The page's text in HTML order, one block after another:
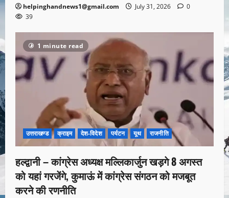
helpinghandnews1@gmail.com July 31, 2026
0
39
1 minute read
उत्तराखण्ड क्राइम देश-विदेश पर्यटन यूथ राजनीति
हल्द्वानी – कांग्रेस अध्यक्ष मल्लिकार्जुन खड़गे 8 अगस्त
को यहां गरजेंगे, कुमाऊं में कांग्रेस संगठन को मजबूत
करने की रणनीति